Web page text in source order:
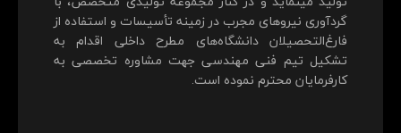
گردآوری نیروهای مجرب در زمینه تأسیسات و استفاده از
فارغ‌التحصیلان دانشگاه‌های مطرح داخلی اقدام به
تشکیل تیم فنی مهندسی جهت مشاوره تخصصی به
کارفرمایان محترم نموده است.